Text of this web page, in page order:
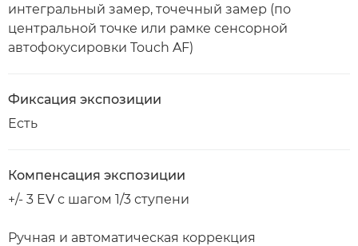
интегральный замер, точечный замер (по
центральной точке или рамке сенсорной
автофокусировки Touch AF)
Фиксация экспозиции
Есть
Компенсация экспозиции
+/- 3 EV с шагом 1/3 ступени
Ручная и автоматическая коррекция